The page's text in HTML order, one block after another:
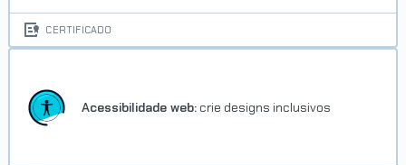
CERTIFICADO
Acessibilidade web: crie designs inclusivos